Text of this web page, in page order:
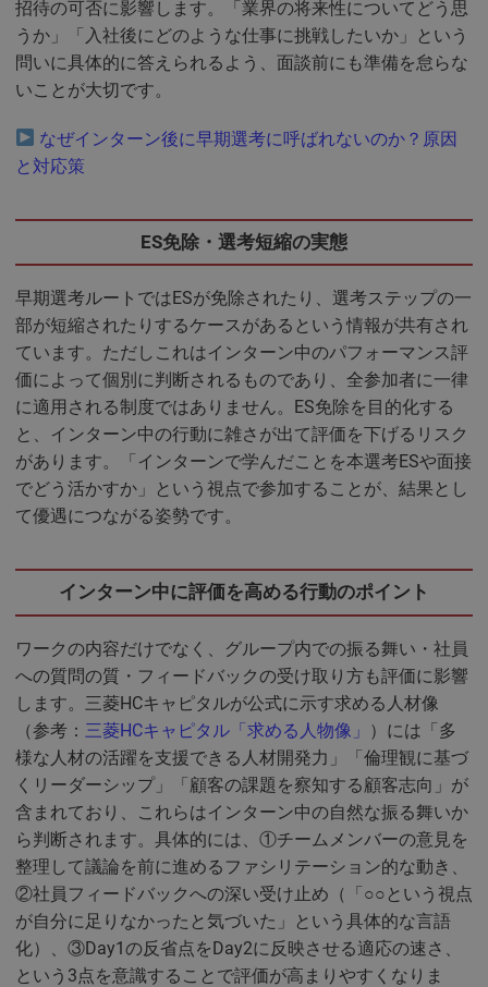
招待の可否に影響します。「業界の将来性についてどう思
うか」「入社後にどのような仕事に挑戦したいか」という
問いに具体的に答えられるよう、面談前にも準備を怠らな
いことが大切です。
なぜインターン後に早期選考に呼ばれないのか？原因
と対応策
ES免除・選考短縮の実態
早期選考ルートではESが免除されたり、選考ステップの一
部が短縮されたりするケースがあるという情報が共有され
ています。ただしこれはインターン中のパフォーマンス評
価によって個別に判断されるものであり、全参加者に一律
に適用される制度ではありません。ES免除を目的化する
と、インターン中の行動に雑さが出て評価を下げるリスク
があります。「インターンで学んだことを本選考ESや面接
でどう活かすか」という視点で参加することが、結果とし
て優遇につながる姿勢です。
インターン中に評価を高める行動のポイント
ワークの内容だけでなく、グループ内での振る舞い・社員
への質問の質・フィードバックの受け取り方も評価に影響
します。三菱HCキャピタルが公式に示す求める人材像
（参考： 三菱HCキャピタル「求める人物像」 ）には「多
様な人材の活躍を支援できる人材開発力」「倫理観に基づ
くリーダーシップ」「顧客の課題を察知する顧客志向」が
含まれており、これらはインターン中の自然な振る舞いか
ら判断されます。具体的には、①チームメンバーの意見を
整理して議論を前に進めるファシリテーション的な動き、
②社員フィードバックへの深い受け止め（「○○という視点
が自分に足りなかったと気づいた」という具体的な言語
化）、③Day1の反省点をDay2に反映させる適応の速さ、
という3点を意識することで評価が高まりやすくなりま